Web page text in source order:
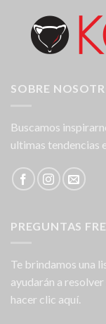
SOBRE
Buscamos
ultimas tendencias
PREGUNTAS
Te brindamos una
ayudarán a
hacer clic aquí.